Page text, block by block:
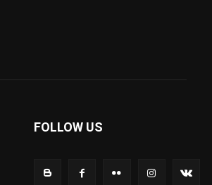
FOLLOW US